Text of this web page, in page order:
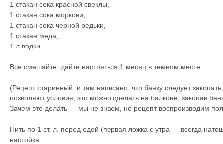
1 стакан сока красной свеклы,
1 стакан сока моркови,
1 стакан сока черной редьки,
1 стакан меда,
1 л водки.
Все смешайте, дайте настояться 1 месяц в темном месте.
(Рецепт старинный, и там написано, что банку следует
позволяют условия, это можно сделать на балконе, закопав
Зачем это делать — мы не знаем, но рецепт воспроизводим
Пить по 1 ст. л. перед едой (первая ложка с утра — всегда
настойка.